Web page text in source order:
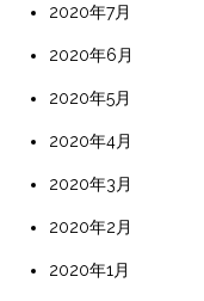
2020年7月
2020年6月
2020年5月
2020年4月
2020年3月
2020年2月
2020年1月